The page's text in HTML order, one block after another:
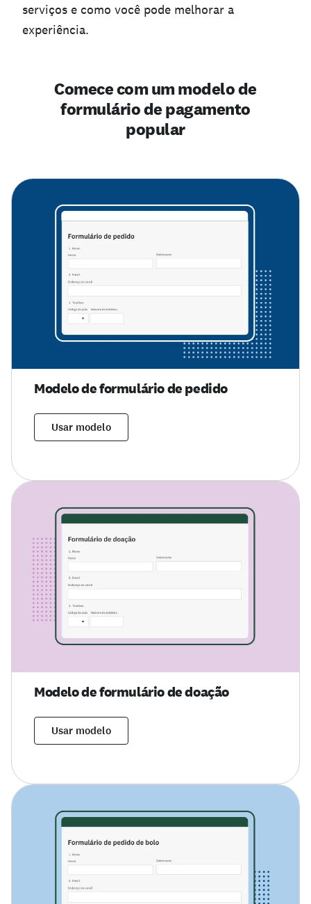
serviços e como você pode melhorar a
experiência.
Comece com um modelo de
formulário de pagamento
popular
Modelo de formulário de pedido
Usar modelo
Modelo de formulário de doação
Usar modelo